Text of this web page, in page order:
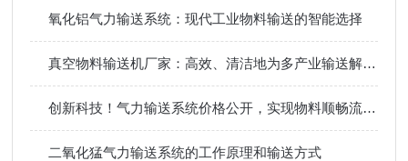
氧化铝气力输送系统：现代工业物料输送的智能选择
真空物料输送机厂家：高效、清洁地为多产业输送解决方案
创新科技！气力输送系统价格公开，实现物料顺畅流动的理想方案
二氧化猛气力输送系统的工作原理和输送方式